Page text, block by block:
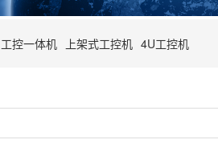
工控一体机 上架式工控机 4U工控机